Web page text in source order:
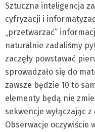
Sztuczna inteligencja
cyfryzacji i
„przetwarzać”
naturalnie zadaliśmy
zaczęły powstawać
sprowadzało się do
zawsze będzie 10 to
elementy będą nie
sekwencje wyłączając
Obserwacje oczywiście